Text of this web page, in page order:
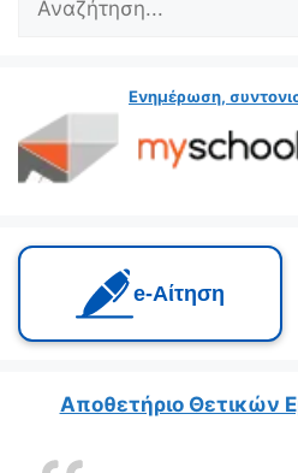
Ενημέρωση,
e‑Αίτηση
Αποθετήριο Θετικών